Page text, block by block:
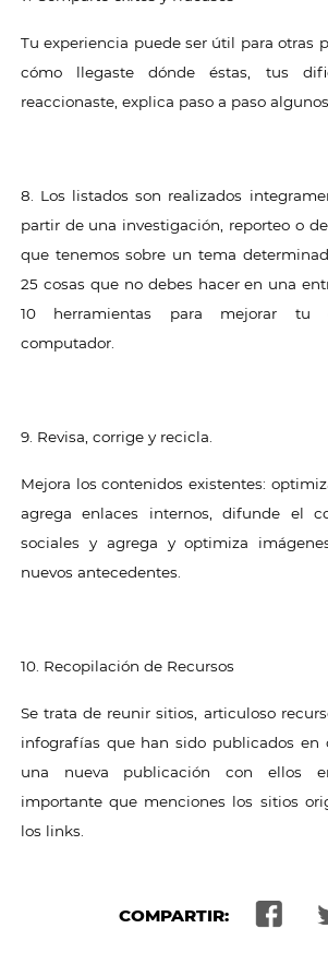
Tu experiencia puede ser útil para otras
cómo llegaste dónde éstas, tus
reaccionaste, explica paso a paso
8. Los listados son realizados
partir de una investigación, reporteo o
que tenemos sobre un tema
25 cosas que no debes hacer en una
10 herramientas para mejorar tu
computador.
9. Revisa, corrige y recicla.
Mejora los contenidos existentes:
agrega enlaces internos, difunde el
sociales y agrega y optimiza
nuevos antecedentes.
10. Recopilación de Recursos
Se trata de reunir sitios, articuloso
infografías que han sido publicados en
una nueva publicación con ellos
importante que menciones los sitios
los links.
COMPARTIR: